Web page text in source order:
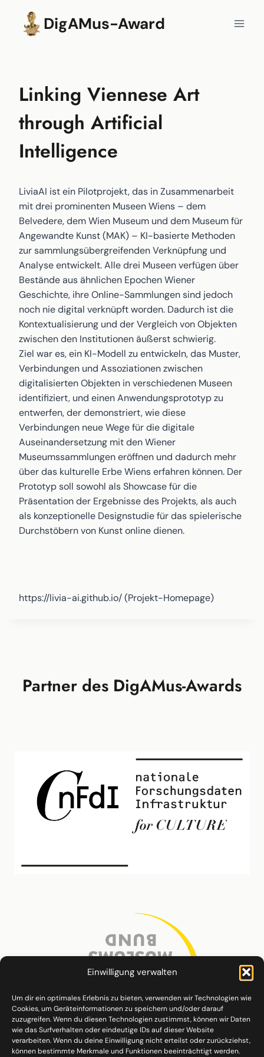
Einwilligung verwalten
Um dir ein optimales Erlebnis zu bieten, verwenden wir Technologien wie
Cookies, um Geräteinformationen zu speichern und/oder darauf
zuzugreifen. Wenn du diesen Technologien zustimmst, können wir Daten
wie das Surfverhalten oder eindeutige IDs auf dieser Website
verarbeiten. Wenn du deine Einwilligung nicht erteilst oder zurückziehst,
können bestimmte Merkmale und Funktionen beeinträchtigt werden.
springen
DigAMus-Award
Linking Viennese Art
through Artificial
Intelligence
LiviaAI ist ein Pilotprojekt, das in Zusammenarbeit
mit drei prominenten Museen Wiens – dem
Belvedere, dem Wien Museum und dem Museum für
Angewandte Kunst (MAK) – KI-basierte Methoden
zur sammlungsübergreifenden Verknüpfung und
Analyse entwickelt. Alle drei Museen verfügen über
Bestände aus ähnlichen Epochen Wiener
Geschichte, ihre Online-Sammlungen sind jedoch
noch nie digital verknüpft worden. Dadurch ist die
Kontextualisierung und der Vergleich von Objekten
zwischen den Institutionen äußerst schwierig.
Ziel war es, ein KI-Modell zu entwickeln, das Muster,
Verbindungen und Assoziationen zwischen
digitalisierten Objekten in verschiedenen Museen
identifiziert, und einen Anwendungsprototyp zu
entwerfen, der demonstriert, wie diese
Verbindungen neue Wege für die digitale
Auseinandersetzung mit den Wiener
Museumssammlungen eröffnen und dadurch mehr
über das kulturelle Erbe Wiens erfahren können. Der
Prototyp soll sowohl als Showcase für die
Präsentation der Ergebnisse des Projekts, als auch
als konzeptionelle Designstudie für das spielerische
Durchstöbern von Kunst online dienen.
https://livia-ai.github.io/ (Projekt-Homepage)
Partner des DigAMus-Awards